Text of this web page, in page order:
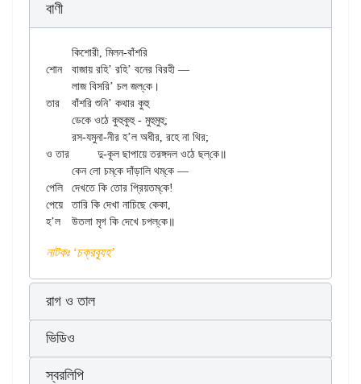
বাণী
শোন	বাজায় রহি’ রহি’ বনের বিরহী —
তার	বাঁশরি শুনি’ কথার কুহু
ও তার 	দু-কূল ছাপায়ে তরঙ্গদল ওঠে ছল্‌কে॥
পেলি	দেখতে কি তোর প্রিয়তম্‌কে!
পেয়ে	তারি কি দেখা নাচিছে কেকা,
নাটকঃ ‘চক্রব্যূহ’
রাগ ও তাল
ভিডিও
স্বরলিপি